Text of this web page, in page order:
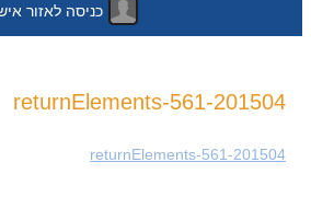
כניסה לאזור
לתוכן
201504-returnElements-561
201504-returnElements-561